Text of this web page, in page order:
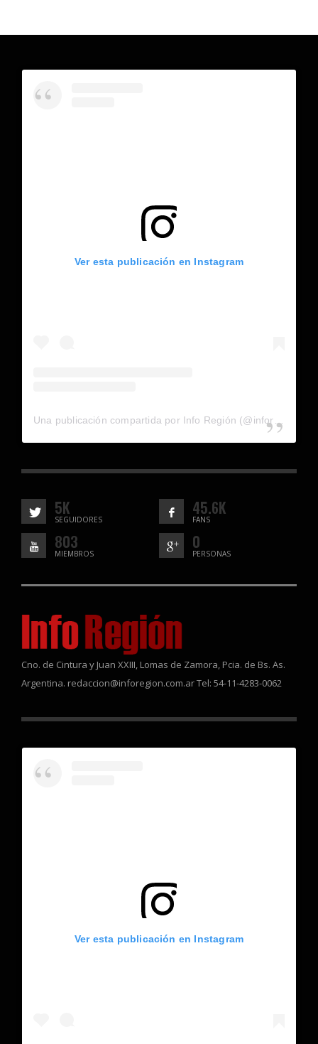
Ver esta publicación en Instagram
5K
SEGUIDORES
45.6K
FANS
803
MIEMBROS
0
PERSONAS
Cno. de Cintura y Juan XXIII, Lomas de Zamora, Pcia. de Bs. As.
Argentina. redaccion@inforegion.com.ar Tel: 54-11-4283-0062
Ver esta publicación en Instagram